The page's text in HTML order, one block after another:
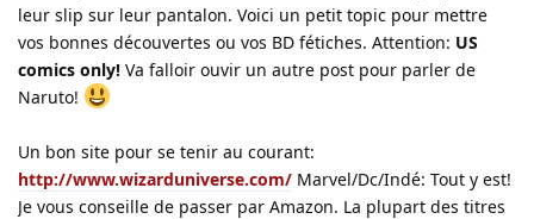
leur slip sur leur pantalon. Voici un petit topic pour mettre
vos bonnes découvertes ou vos BD fétiches. Attention: US
comics only! Va falloir ouvir un autre post pour parler de
Naruto!
Un bon site pour se tenir au courant:
http://www.wizarduniverse.com/ Marvel/Dc/Indé: Tout y est!
Je vous conseille de passer par Amazon. La plupart des titres